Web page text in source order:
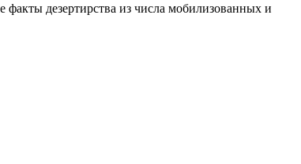
факты дезертирства из числа мобилизованных и